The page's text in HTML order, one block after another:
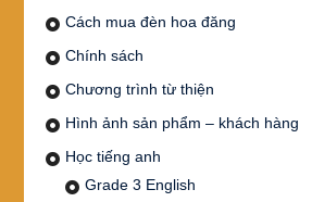
Cách mua đèn hoa đăng
Chính sách
Chương trình từ thiện
Hình ảnh sản phẩm – khách hàng
Học tiếng anh
Grade 3 English